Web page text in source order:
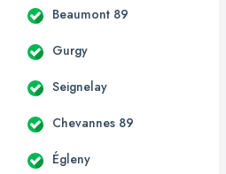
Beaumont 89
Gurgy
Seignelay
Chevannes 89
Égleny